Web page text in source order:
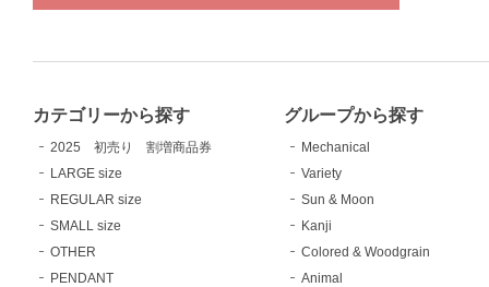
カテゴリーから探す
2025 初売り 割増商品券
LARGE size
REGULAR size
SMALL size
OTHER
PENDANT
グループから探す
Mechanical
Variety
Sun & Moon
Kanji
Colored & Woodgrain
Animal